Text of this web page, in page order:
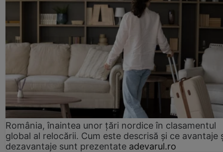
România, înaintea unor țări nordice în clasamentul
global al relocării. Cum este descrisă și ce avantaje
dezavantaje sunt prezentate adevarul.ro